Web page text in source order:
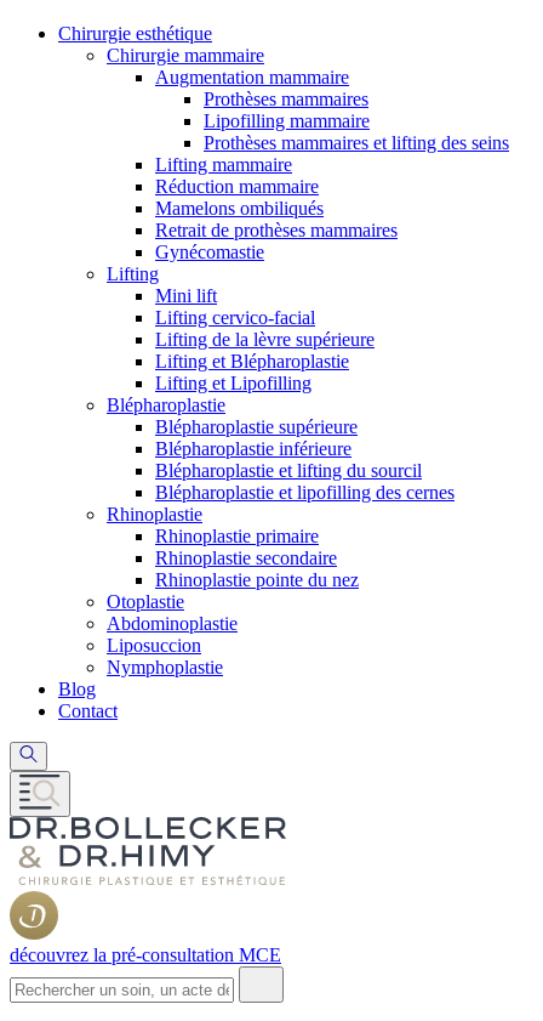
Chirurgie esthétique
Chirurgie mammaire
Augmentation mammaire
Prothèses mammaires
Lipofilling mammaire
Prothèses mammaires et lifting des seins
Lifting mammaire
Réduction mammaire
Mamelons ombiliqués
Retrait de prothèses mammaires
Gynécomastie
Lifting
Mini lift
Lifting cervico-facial
Lifting de la lèvre supérieure
Lifting et Blépharoplastie
Lifting et Lipofilling
Blépharoplastie
Blépharoplastie supérieure
Blépharoplastie inférieure
Blépharoplastie et lifting du sourcil
Blépharoplastie et lipofilling des cernes
Rhinoplastie
Rhinoplastie primaire
Rhinoplastie secondaire
Rhinoplastie pointe du nez
Otoplastie
Abdominoplastie
Liposuccion
Nymphoplastie
Blog
Contact
découvrez la pré-consultation MCE